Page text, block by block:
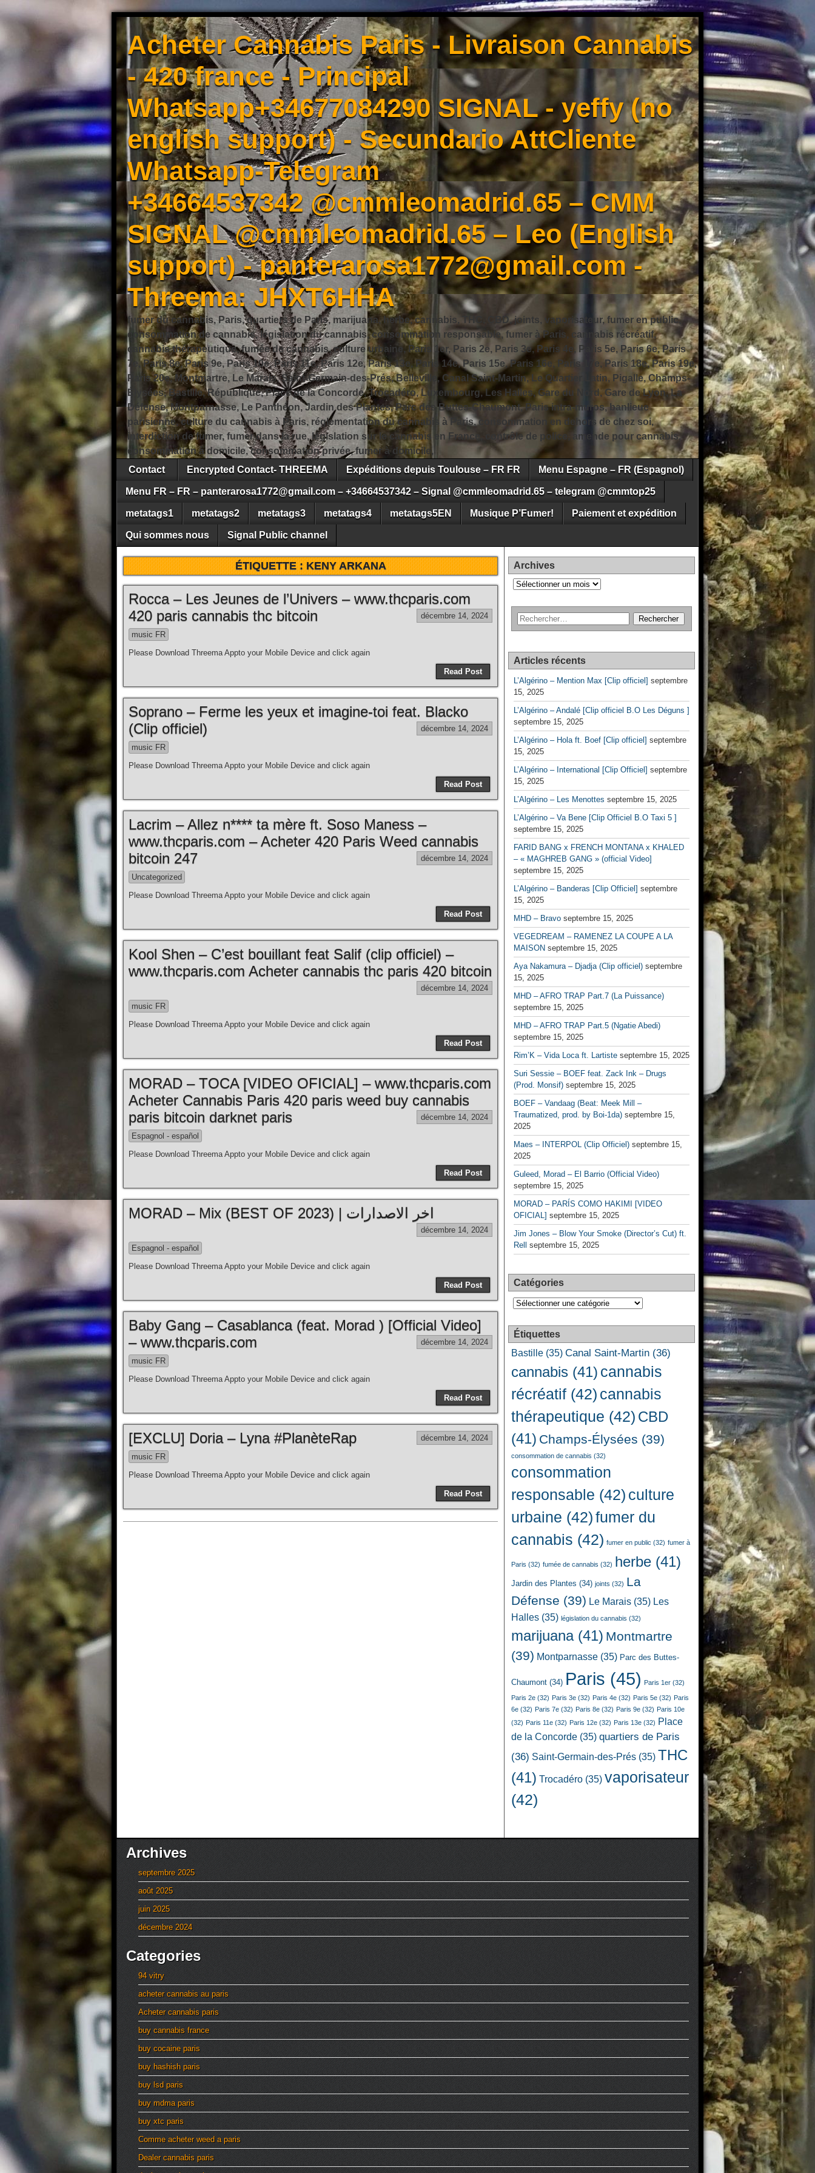
Acheter Cannabis Paris - Livraison Cannabis
- 420 france - Principal
Whatsapp+34677084290 SIGNAL - yeffy (no
english support) - Secundario AttCliente
Whatsapp-Telegram
+34664537342 @cmmleomadrid.65 – CMM
SIGNAL @cmmleomadrid.65 – Leo (English
support) - panterarosa1772@gmail.com -
Threema: JHXT6HHA
fumer du cannabis, Paris, quartiers de Paris, marijuana, herbe, cannabis, THC, CBD, joints, vaporisateur, fumer en public,
consommation de cannabis, législation du cannabis, consommation responsable, fumer à Paris, cannabis récréatif,
cannabis thérapeutique, fumée de cannabis, culture urbaine, Paris 1er, Paris 2e, Paris 3e, Paris 4e, Paris 5e, Paris 6e, Paris
7e, Paris 8e, Paris 9e, Paris 10e, Paris 11e, Paris 12e, Paris 13e, Paris 14e, Paris 15e, Paris 16e, Paris 17e, Paris 18e, Paris 19e,
Paris 20e, Montmartre, Le Marais, Saint-Germain-des-Prés, Belleville, Canal Saint-Martin, Le Quartier Latin, Pigalle, Champs-
Élysées, Bastille, République, Place de la Concorde, Trocadéro, Luxembourg, Les Halles, Gare du Nord, Gare de Lyon, La
Défense, Montparnasse, Le Panthéon, Jardin des Plantes, Parc des Buttes-Chaumont, Paris intra-muros, banlieue
parisienne, culture du cannabis à Paris, réglementation du cannabis à Paris, consommation en dehors de chez soi,
interdiction de fumer, fumer dans la rue, législation sur le cannabis en France, contrôle de police, amende pour cannabis,
consommation à domicile, consommation privée, fumer à domicile,
Contact
Encrypted Contact- THREEMA Expéditions depuis Toulouse – FR FR Menu Espagne – FR (Espagnol)
Menu FR – FR – panterarosa1772@gmail.com – +34664537342 – Signal @cmmleomadrid.65 – telegram @cmmtop25
metatags1 metatags2 metatags3 metatags4 metatags5EN Musique P’Fumer! Paiement et expédition
Qui sommes nous Signal Public channel
ÉTIQUETTE :KENY ARKANA
Rocca – Les Jeunes de l’Univers – www.thcparis.com
420 paris cannabis thc bitcoin
décembre 14, 2024
music FR
Please Download Threema Appto your Mobile Device and click again
Read Post
Soprano – Ferme les yeux et imagine-toi feat. Blacko
(Clip officiel)
décembre 14, 2024
music FR
Please Download Threema Appto your Mobile Device and click again
Read Post
Lacrim – Allez n**** ta mère ft. Soso Maness –
www.thcparis.com – Acheter 420 Paris Weed cannabis
bitcoin 247
décembre 14, 2024
Uncategorized
Please Download Threema Appto your Mobile Device and click again
Read Post
Kool Shen – C’est bouillant feat Salif (clip officiel) –
www.thcparis.com Acheter cannabis thc paris 420 bitcoin
décembre 14, 2024
music FR
Please Download Threema Appto your Mobile Device and click again
Read Post
MORAD – TOCA [VIDEO OFICIAL] – www.thcparis.com
Acheter Cannabis Paris 420 paris weed buy cannabis
paris bitcoin darknet paris
décembre 14, 2024
Espagnol - español
Please Download Threema Appto your Mobile Device and click again
Read Post
MORAD – Mix (BEST OF 2023) | اخر الاصدارات
décembre 14, 2024
Espagnol - español
Please Download Threema Appto your Mobile Device and click again
Read Post
Baby Gang – Casablanca (feat. Morad ) [Official Video]
– www.thcparis.com
décembre 14, 2024
music FR
Please Download Threema Appto your Mobile Device and click again
Read Post
[EXCLU] Doria – Lyna #PlanèteRap décembre 14, 2024
music FR
Please Download Threema Appto your Mobile Device and click again
Read Post
Archives
Archives
Articles récents
L’Algérino – Mention Max [Clip officiel] septembre
15, 2025
L’Algérino – Andalé [Clip officiel B.O Les Déguns ]
septembre 15, 2025
L’Algérino – Hola ft. Boef [Clip officiel] septembre
15, 2025
L’Algérino – International [Clip Officiel] septembre
15, 2025
L’Algérino – Les Menottes septembre 15, 2025
L’Algérino – Va Bene [Clip Officiel B.O Taxi 5 ]
septembre 15, 2025
FARID BANG x FRENCH MONTANA x KHALED
– « MAGHREB GANG » (official Video]
septembre 15, 2025
L’Algérino – Banderas [Clip Officiel] septembre
15, 2025
MHD – Bravo septembre 15, 2025
VEGEDREAM – RAMENEZ LA COUPE A LA
MAISON septembre 15, 2025
Aya Nakamura – Djadja (Clip officiel) septembre
15, 2025
MHD – AFRO TRAP Part.7 (La Puissance)
septembre 15, 2025
MHD – AFRO TRAP Part.5 (Ngatie Abedi)
septembre 15, 2025
Rim’K – Vida Loca ft. Lartiste septembre 15, 2025
Suri Sessie – BOEF feat. Zack Ink – Drugs
(Prod. Monsif) septembre 15, 2025
BOEF – Vandaag (Beat: Meek Mill –
Traumatized, prod. by Boi-1da) septembre 15,
2025
Maes – INTERPOL (Clip Officiel) septembre 15,
2025
Guleed, Morad – El Barrio (Official Video)
septembre 15, 2025
MORAD – PARÍS COMO HAKIMI [VIDEO
OFICIAL] septembre 15, 2025
Jim Jones – Blow Your Smoke (Director’s Cut) ft.
Rell
septembre 15, 2025
Catégories
Catégories
Étiquettes
Bastille (35) Canal Saint-Martin (36)
cannabis (41) cannabis
récréatif (42) cannabis
thérapeutique (42) CBD
(41) Champs-Élysées (39)
consommation de cannabis (32)
consommation
responsable (42) culture
urbaine (42)fumer du
cannabis (42) fumer en public (32) fumer à
Paris (32) fumée de cannabis (32) herbe (41)
Jardin des Plantes (34) joints (32) La
Défense (39) Le Marais (35) Les
Halles (35) législation du cannabis (32)
marijuana(41) Montmartre
(39) Montparnasse (35) Parc des Buttes-
Chaumont (34) Paris (45) Paris 1er (32)
Paris 2e (32) Paris 3e (32) Paris 4e (32) Paris 5e (32) Paris
6e (32) Paris 7e (32) Paris 8e (32) Paris 9e (32) Paris 10e
(32) Paris 11e (32) Paris 12e (32) Paris 13e (32) Place
de la Concorde (35) quartiers de Paris
(36) Saint-Germain-des-Prés (35) THC
(41) Trocadéro (35) vaporisateur
(42)
Archives
septembre 2025
août 2025
juin 2025
décembre 2024
Categories
94 vitry
acheter cannabis au paris
Acheter cannabis paris
buy cannabis france
buy cocaine paris
buy hashish paris
buy lsd paris
buy mdma paris
buy xtc paris
Comme acheter weed a paris
Dealer cannabis paris